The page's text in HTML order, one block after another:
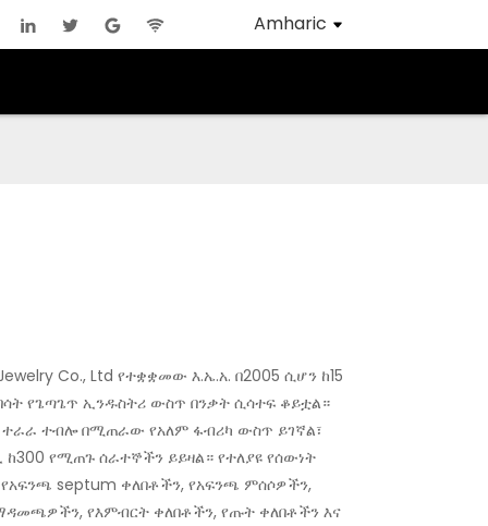
Amharic
Co., Ltd የተቋቋመው እ.ኤ.አ. በ2005 ሲሆን ከ15
የጌጣጌጥ ኢንዱስትሪ ውስጥ በንቃት ሲሳተፍ ቆይቷል።
ተራራ ተብሎ በሚጠራው የአለም ፋብሪካ ውስጥ ይገኛል፣
ከ300 የሚጠጉ ሰራተኞችን ይይዛል። የተለያዩ የሰውነት
septum ቀለበቶችን, የአፍንጫ ምሰሶዎችን,
የእምብርት ቀለበቶችን, የጡት ቀለበቶችን እና